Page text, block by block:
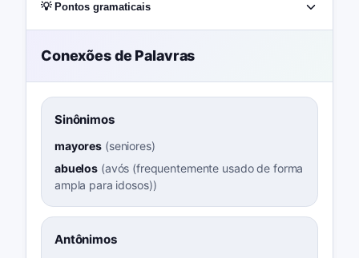
💡 Pontos gramaticais
Conexões de Palavras
Sinônimos
mayores (seniores)
abuelos (avós (frequentemente usado de forma
ampla para idosos))
Antônimos